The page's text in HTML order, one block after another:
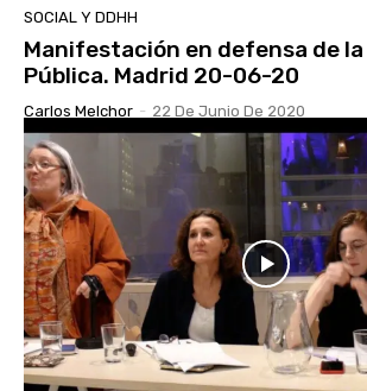
SOCIAL Y DDHH
Manifestación en defensa de
Pública. Madrid 20-06-20
Carlos Melchor - 22 De Junio De 2020